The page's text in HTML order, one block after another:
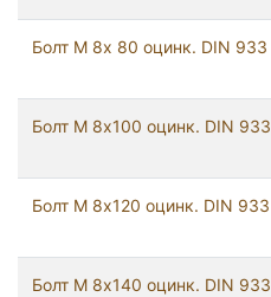
Болт М 8х 80 оцинк. DIN 933
Болт М 8х100 оцинк. DIN 933
Болт М 8х120 оцинк. DIN 933
Болт М 8х140 оцинк. DIN 933